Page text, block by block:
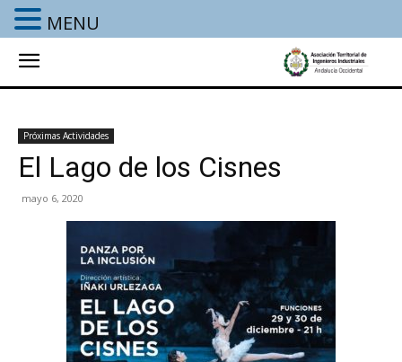
Próximas Actividades
El Lago de los Cisnes
mayo 6, 2020
MENU